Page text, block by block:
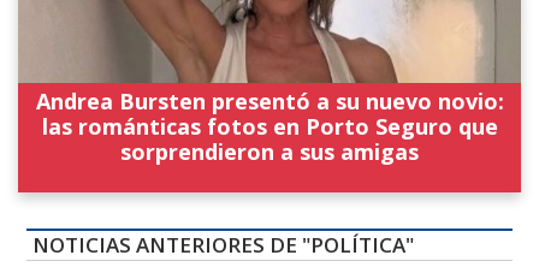
Andrea Bursten presentó a su nuevo novio:
las románticas fotos en Porto Seguro que
sorprendieron a sus amigas
NOTICIAS ANTERIORES DE "POLÍTICA"